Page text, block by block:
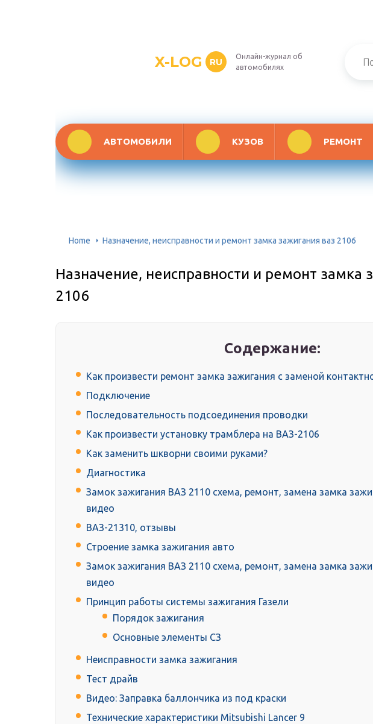
X-LOG RU
Онлайн-журнал об
автомобилях
АВТОМОБИЛИ КУЗОВ РЕМОНТ
Home Назначение, неисправности и ремонт замка зажигания ваз 2106
Назначение, неисправности и ремонт замка
2106
Содержание:
Как произвести ремонт замка зажигания с заменой
Подключение
Последовательность подсоединения проводки
Как произвести установку трамблера на ВАЗ-2106
Как заменить шкворни своими руками?
Диагностика
Замок зажигания ВАЗ 2110 схема, ремонт, замена замка
видео
ВАЗ-21310, отзывы
Строение замка зажигания авто
Замок зажигания ВАЗ 2110 схема, ремонт, замена замка
видео
Принцип работы системы зажигания Газели
Порядок зажигания
Основные элементы СЗ
Неисправности замка зажигания
Тест драйв
Видео: Заправка баллончика из под краски
Технические характеристики Mitsubishi Lancer 9